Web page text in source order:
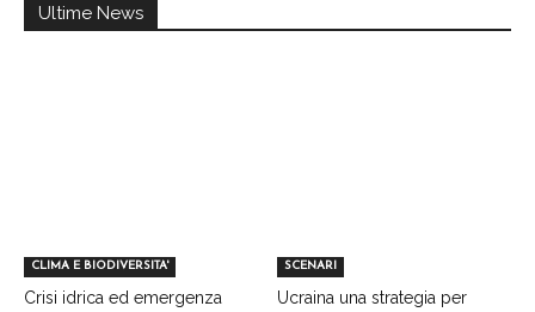
Ultime News
CLIMA E BIODIVERSITA'
Crisi idrica ed emergenza
SCENARI
Ucraina una strategia per